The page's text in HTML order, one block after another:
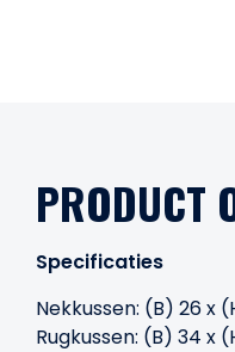
PRODUCT
Specificaties
Nekkussen: (B) 26 x
Rugkussen: (B) 34 x